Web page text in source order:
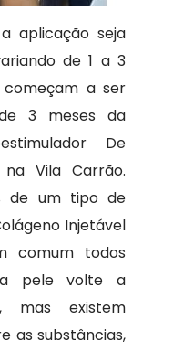
aplicação seja
de 1 a 3
começam a ser
3 meses da
De
na Vila Carrão.
de um tipo de
Injetável
comum todos
pele volte a
mas existem
as substâncias,